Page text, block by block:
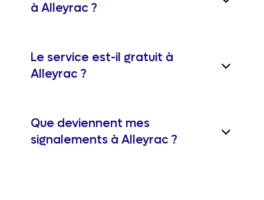
à Alleyrac ?
Le service est-il gratuit à
Alleyrac ?
Que deviennent mes
signalements à Alleyrac ?